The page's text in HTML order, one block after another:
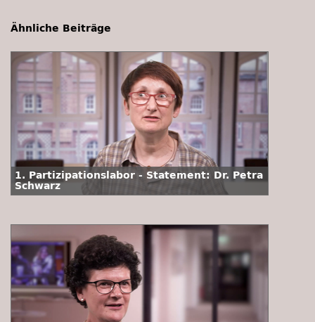
Ähnliche Beiträge
1. Partizipationslabor - Statement: Dr. Petra
Schwarz